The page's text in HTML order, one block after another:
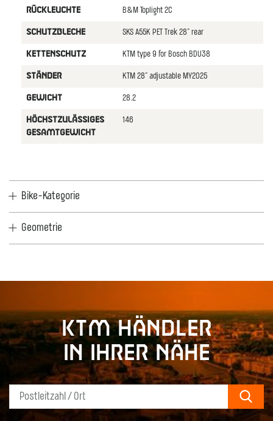
RüCKLEUCHTE B&M Toplight 2C
SCHUTZBLECHE SKS A55K PET Trek 28" rear
KETTENSCHUTZ KTM type 9 for Bosch BDU38
STäNDER KTM 28" adjustable MY2025
GEWICHT 28.2
HöCHSTZULäSSIGES
GESAMTGEWICHT
146
Bike-Kategorie
Geometrie
KTM Händler
in Ihrer Nähe